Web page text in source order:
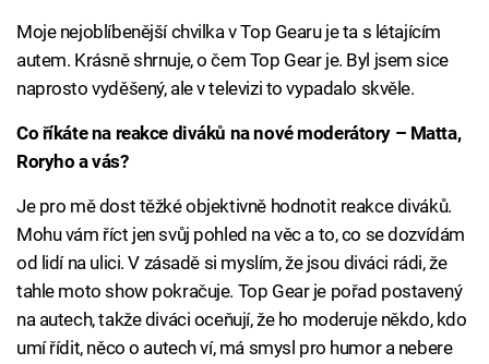
Moje nejoblíbenější chvilka v Top Gearu je ta s létajícím
autem. Krásně shrnuje, o čem Top Gear je. Byl jsem sice
naprosto vyděšený, ale v televizi to vypadalo skvěle.
Co říkáte na reakce diváků na nové moderátory – Matta,
Roryho a vás?
Je pro mě dost těžké objektivně hodnotit reakce diváků.
Mohu vám říct jen svůj pohled na věc a to, co se dozvídám
od lidí na ulici. V zásadě si myslím, že jsou diváci rádi, že
tahle moto show pokračuje. Top Gear je pořad postavený
na autech, takže diváci oceňují, že ho moderuje někdo, kdo
umí řídit, něco o autech ví, má smysl pro humor a nebere